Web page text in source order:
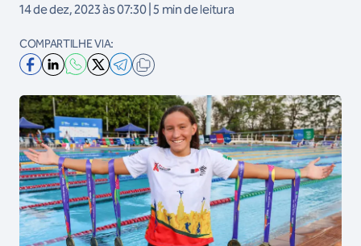
14 de dez, 2023 às 07:30 | 5 min de leitura
COMPARTILHE VIA: